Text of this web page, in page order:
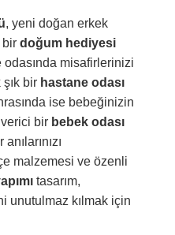
, yeni doğan erkek
bir doğum hediyesi
misafirlerinizi
bir hastane odası
ise bebeğinizin
verici bir bebek odası
malzemesi ve özenli
tasarım,
unutulmaz kılmak için